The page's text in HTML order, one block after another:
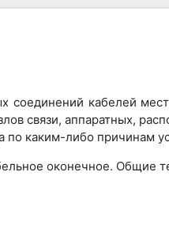
кабелей
связи, аппаратных,
по каким-либо причинам
оконечное. Общие